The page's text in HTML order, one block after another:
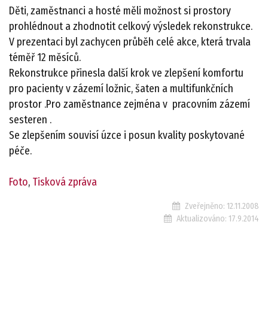
Děti, zaměstnanci a hosté měli možnost si prostory
prohlédnout a zhodnotit celkový výsledek rekonstrukce.
V prezentaci byl zachycen průběh celé akce, která trvala
téměř 12 měsíců.
Rekonstrukce přinesla další krok ve zlepšení komfortu
pro pacienty v zázemí ložnic, šaten a multifunkčních
prostor .Pro zaměstnance zejména v pracovním zázemí
sesteren .
Se zlepšením souvisí úzce i posun kvality poskytované
péče.
Foto, Tisková zpráva
Zveřejněno: 12.11.2008
Aktualizováno: 17.9.2014